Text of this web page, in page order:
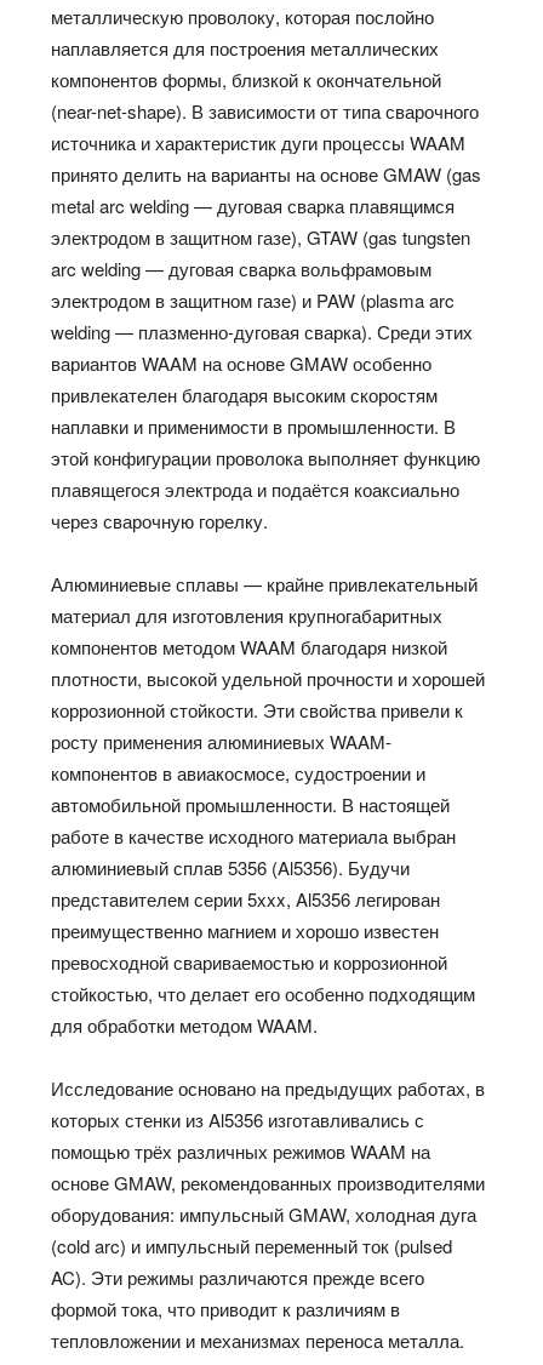
металлическую проволоку, которая послойно
наплавляется для построения металлических
компонентов формы, близкой к окончательной
(near-net-shape). В зависимости от типа сварочного
источника и характеристик дуги процессы WAAM
принято делить на варианты на основе GMAW (gas
metal arc welding — дуговая сварка плавящимся
электродом в защитном газе), GTAW (gas tungsten
arc welding — дуговая сварка вольфрамовым
электродом в защитном газе) и PAW (plasma arc
welding — плазменно-дуговая сварка). Среди этих
вариантов WAAM на основе GMAW особенно
привлекателен благодаря высоким скоростям
наплавки и применимости в промышленности. В
этой конфигурации проволока выполняет функцию
плавящегося электрода и подаётся коаксиально
через сварочную горелку.
Алюминиевые сплавы — крайне привлекательный
материал для изготовления крупногабаритных
компонентов методом WAAM благодаря низкой
плотности, высокой удельной прочности и хорошей
коррозионной стойкости. Эти свойства привели к
росту применения алюминиевых WAAM-
компонентов в авиакосмосе, судостроении и
автомобильной промышленности. В настоящей
работе в качестве исходного материала выбран
алюминиевый сплав 5356 (Al5356). Будучи
представителем серии 5xxx, Al5356 легирован
преимущественно магнием и хорошо известен
превосходной свариваемостью и коррозионной
стойкостью, что делает его особенно подходящим
для обработки методом WAAM.
Исследование основано на предыдущих работах, в
которых стенки из Al5356 изготавливались с
помощью трёх различных режимов WAAM на
основе GMAW, рекомендованных производителями
оборудования: импульсный GMAW, холодная дуга
(cold arc) и импульсный переменный ток (pulsed
AC). Эти режимы различаются прежде всего
формой тока, что приводит к различиям в
тепловложении и механизмах переноса металла.